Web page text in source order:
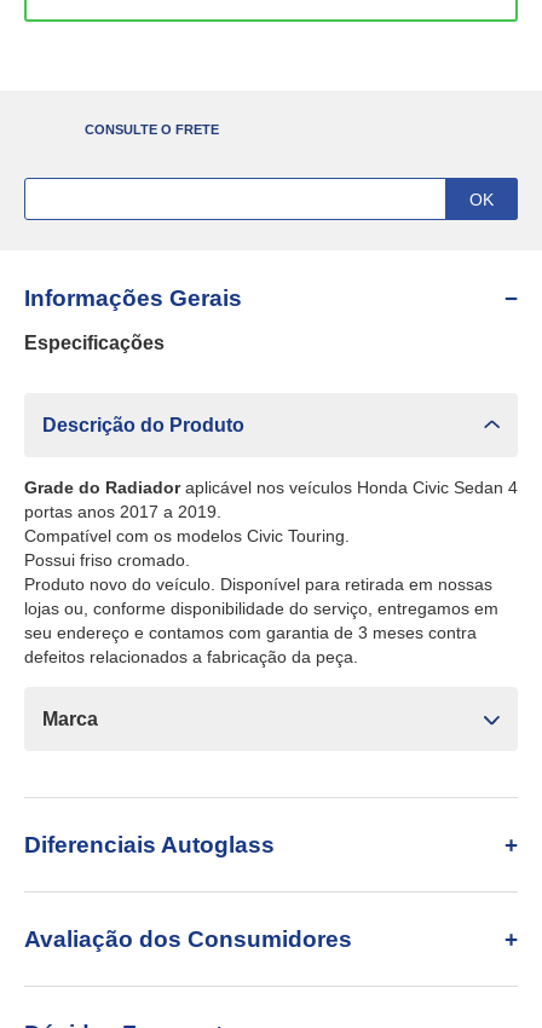
CONSULTE O FRETE
Informações Gerais
Especificações
Descrição do Produto
Grade do Radiadoraplicável nos veículos Honda Civic Sedan 4
portas anos 2017 a 2019.
Compatível com os modelos Civic Touring.
Possui friso cromado.
Produto novo do veículo. Disponível para retirada em nossas
lojas ou, conforme disponibilidade do serviço, entregamos em
seu endereço e contamos com garantia de 3 meses contra
defeitos relacionados a fabricação da peça.
Marca
Diferenciais Autoglass
Avaliação dos Consumidores